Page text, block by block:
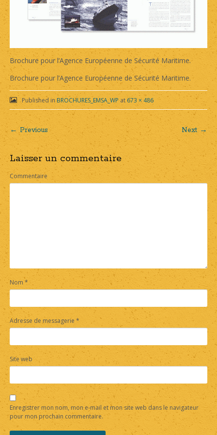
Brochure pour l’Agence Européenne de Sécurité Maritime.
Brochure pour l’Agence Européenne de Sécurité Maritime.
Published in BROCHURES_EMSA_WPat 673 × 486
Post
navigation
← Previous Next →
Laisser un commentaire
Commentaire
Nom *
Adresse de messagerie *
Site web
Enregistrer mon nom, mon e-mail et mon site web dans le navigateur
pour mon prochain commentaire.